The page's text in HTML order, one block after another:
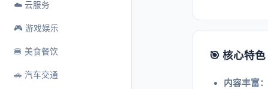
☁️ 云服务
🎮 游戏娱乐
🍔 美食餐饮
🚗 汽车交通
🎯 核心特色
内容丰富：